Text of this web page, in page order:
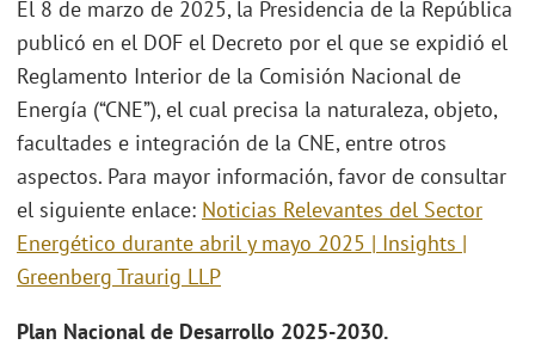
El 8 de marzo de 2025, la Presidencia de la República
publicó en el DOF el Decreto por el que se expidió el
Reglamento Interior de la Comisión Nacional de
Energía (“CNE”), el cual precisa la naturaleza, objeto,
facultades e integración de la CNE, entre otros
aspectos. Para mayor información, favor de consultar
el siguiente enlace: Noticias Relevantes del Sector
Energético durante abril y mayo 2025 | Insights |
Greenberg Traurig LLP
Plan Nacional de Desarrollo 2025-2030.